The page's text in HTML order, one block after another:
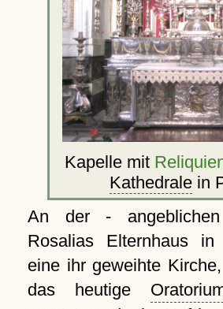
Kapelle mit
Kathedralein
An der -
Rosalias Elternhaus
eine ihr geweihte
das heutige